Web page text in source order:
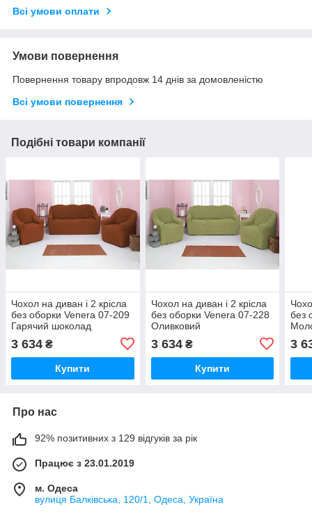
Всі умови оплати
Умови повернення
Повернення товару впродовж 14 днів за домовленістю
Всі умови повернення
Подібні товари компанії
Чохол на диван і 2 крісла
без оборки Venera 07-209
Гарячий шоколад
3 634 ₴
Купити
Чохол на диван і 2 крісла
без оборки Venera 07-228
Оливковий
3 634₴
Купити
без
3
Про нас
92% позитивних з 129 відгуків за рік
Працює з 23.01.2019
м. Одеса
вулиця Балківська, 120/1, Одеса, Україна